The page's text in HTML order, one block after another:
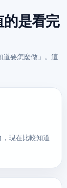
是看完
道要怎麼做」。這
現在比較知道